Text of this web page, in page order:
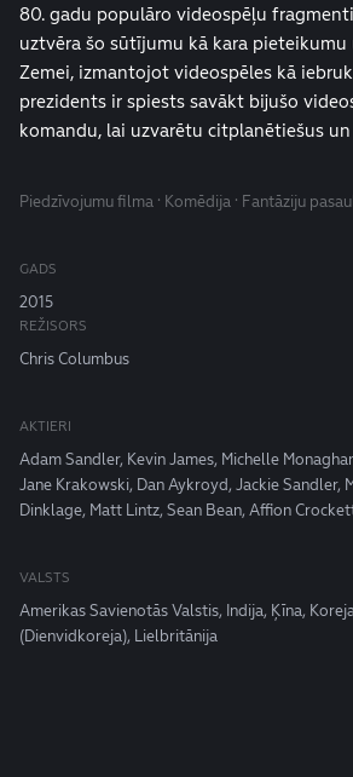
80. gadu populāro videospēļu
uztvēra šo sūtījumu kā kara
Zemei, izmantojot videospēles kā
prezidents ir spiests savākt bijušo
komandu, lai uzvarētu citplanētiešus
Piedzīvojumu filma · Komēdija · Fantāziju
GADS
2015
REŽISORS
Chris Columbus
AKTIERI
Adam Sandler, Kevin James, Michelle
Jane Krakowski, Dan Aykroyd, Jackie Sandler,
Dinklage, Matt Lintz, Sean Bean, Affion
VALSTS
Amerikas Savienotās Valstis, Indija, Ķīna,
(Dienvidkoreja), Lielbritānija